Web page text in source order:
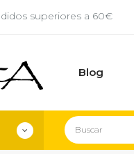
superiores a 60€
Blog